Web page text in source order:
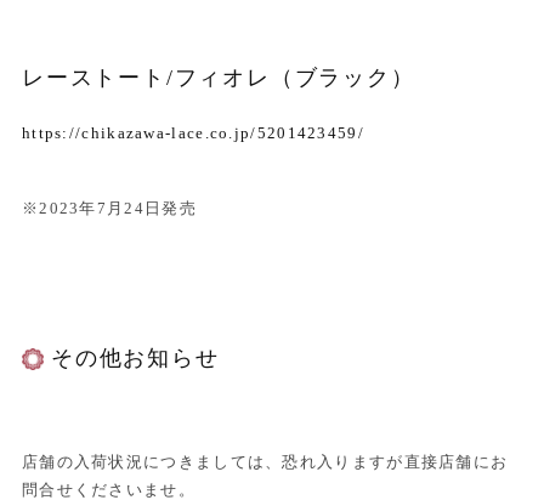
レーストート/フィオレ（ブラック）
https://chikazawa-lace.co.jp/5201423459/
※2023年7月24日発売
その他お知らせ
店舗の入荷状況につきましては、恐れ入りますが直接店舗にお
問合せくださいませ。